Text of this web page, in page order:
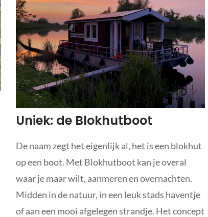
Uniek: de Blokhutboot
De naam zegt het eigenlijk al, het is een blokhut
op een boot. Met Blokhutboot kan je overal
waar je maar wilt, aanmeren en overnachten.
Midden in de natuur, in een leuk stads haventje
of aan een mooi afgelegen strandje. Het concept